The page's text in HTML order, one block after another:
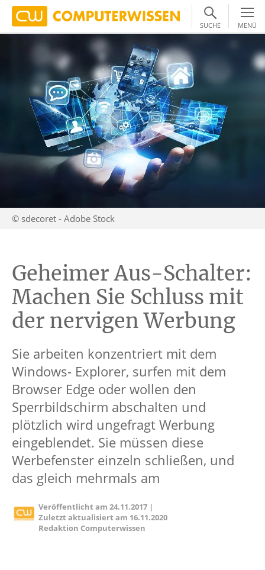
SUCHE MENÜ
© sdecoret - Adobe Stock
Geheimer Aus-Schalter:
Machen Sie Schluss mit
der nervigen Werbung
Sie arbeiten konzentriert mit dem
Windows- Explorer, surfen mit dem
Browser Edge oder wollen den
Sperrbildschirm abschalten und
plötzlich wird ungefragt Werbung
eingeblendet. Sie müssen diese
Werbefenster einzeln schließen, und
das gleich mehrmals am
Veröffentlicht am24.11.2017 |
Zuletzt aktualisiert am 16.11.2020
Redaktion Computerwissen